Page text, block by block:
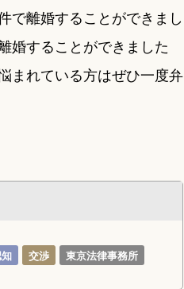
で離婚することができまし
婚することができました
まれている方はぜひ一度弁
交渉 東京法律事務所